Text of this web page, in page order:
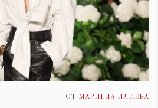
ОТ МАРИЕЛА ИЛИЕВА